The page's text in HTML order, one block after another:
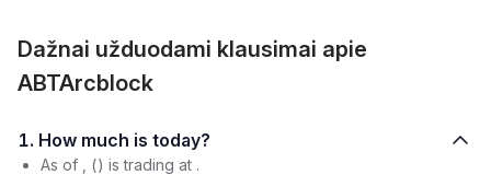
Dažnai užduodami klausimai apie
ABTArcblock
1. How much is today?
As of , () is trading at .